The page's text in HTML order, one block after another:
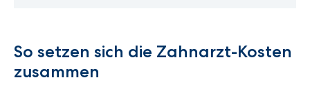
So setzen sich die Zahnarzt-Kosten
zusammen